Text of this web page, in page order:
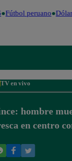
Fútbol peruano Dólar
TV en vivo
hombre
en centro